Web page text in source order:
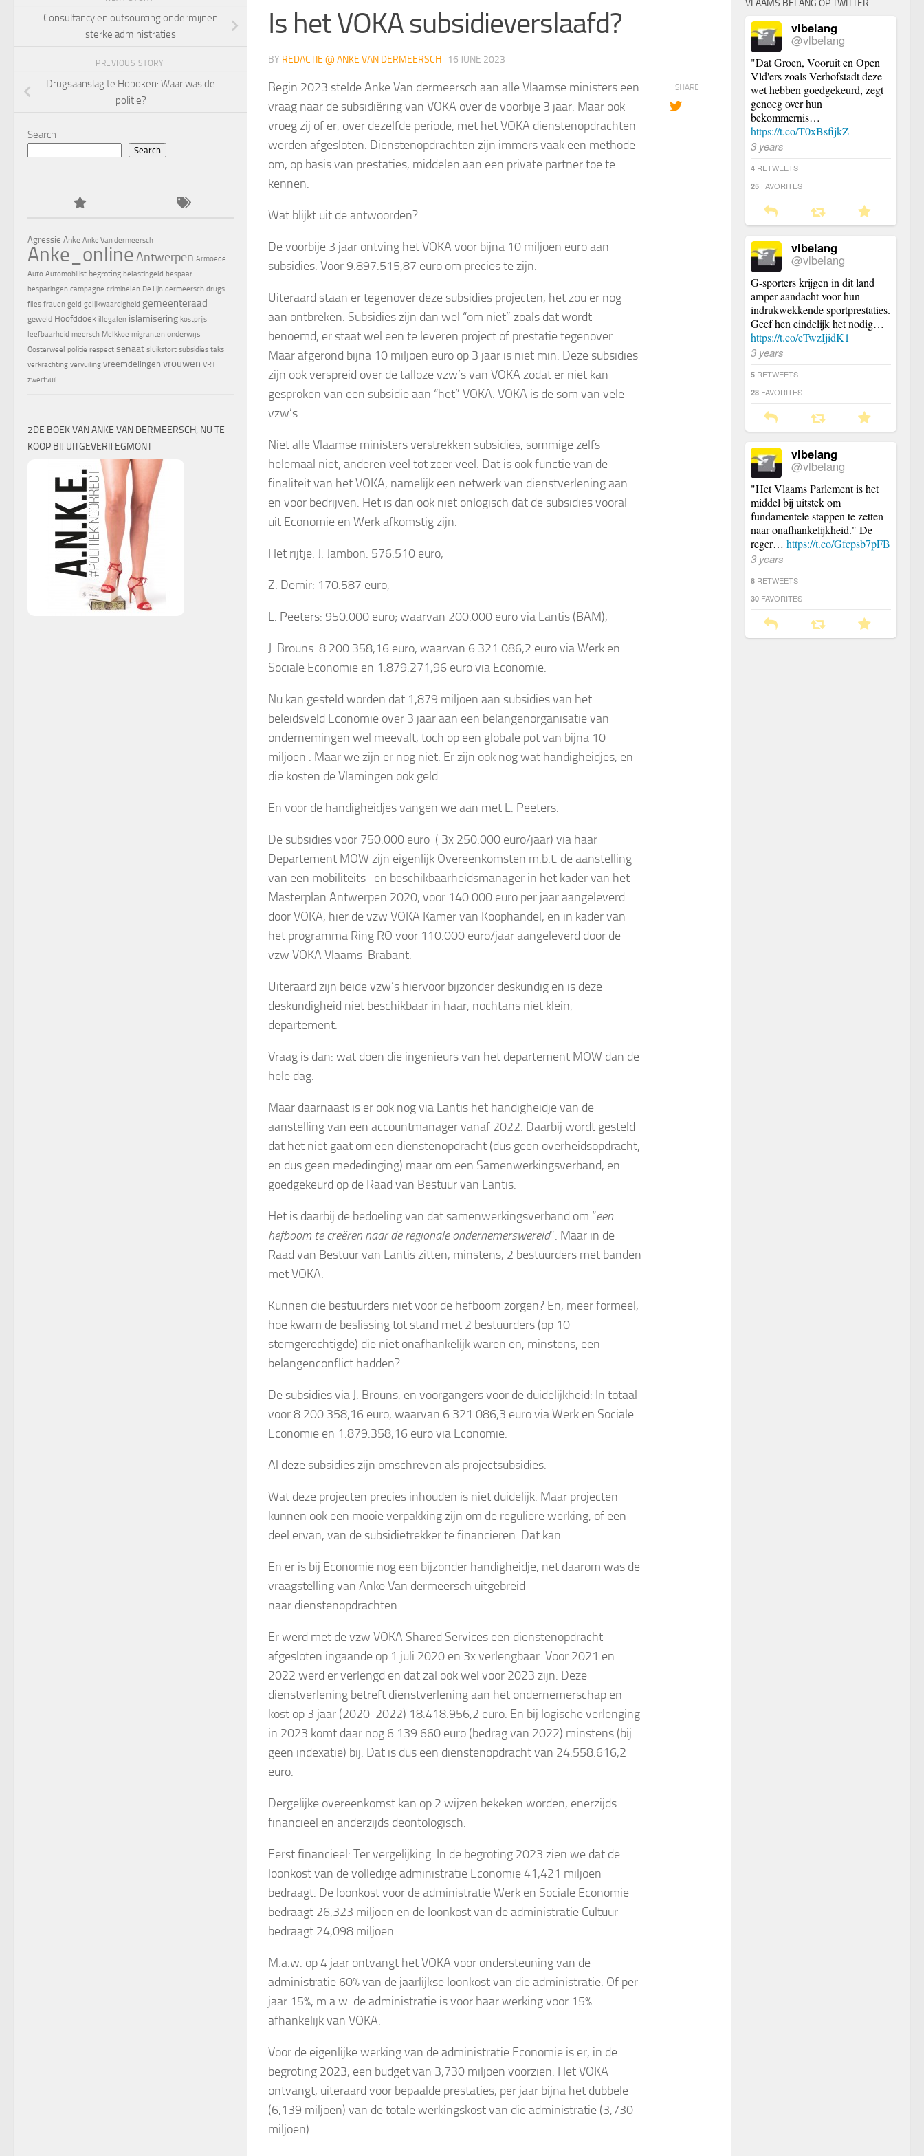
Is het VOKA subsidieverslaafd?
BY REDACTIE @ ANKE VAN DERMEERSCH · 16 JUNE 2023
Begin 2023 stelde Anke Van dermeersch aan alle Vlaamse ministers een
vraag naar de subsidiëring van VOKA over de voorbije 3 jaar. Maar ook
vroeg zij of er, over dezelfde periode, met het VOKA dienstenopdrachten
werden afgesloten. Dienstenopdrachten zijn immers vaak een methode
om, op basis van prestaties, middelen aan een private partner toe te
kennen.
Wat blijkt uit de antwoorden?
De voorbije 3 jaar ontving het VOKA voor bijna 10 miljoen euro aan
subsidies. Voor 9.897.515,87 euro om precies te zijn.
Uiteraard staan er tegenover deze subsidies projecten, het zou er nog
aan ontbreken. Subsidies zijn dan wel “om niet” zoals dat wordt
benoemd, er staat wel een te leveren project of prestatie tegenover.
Maar afgerond bijna 10 miljoen euro op 3 jaar is niet min. Deze subsidies
zijn ook verspreid over de talloze vzw’s van VOKA zodat er niet kan
gesproken van een subsidie aan “het” VOKA. VOKA is de som van vele
vzw’s.
Niet alle Vlaamse ministers verstrekken subsidies, sommige zelfs
helemaal niet, anderen veel tot zeer veel. Dat is ook functie van de
finaliteit van het VOKA, namelijk een netwerk van dienstverlening aan
en voor bedrijven. Het is dan ook niet onlogisch dat de subsidies vooral
uit Economie en Werk afkomstig zijn.
Het rijtje: ​J. Jambon: 576.510 euro,
Z. Demir: 170.587 euro,
L. Peeters: 950.000 euro; waarvan 200.000 euro via Lantis (BAM),
J. Brouns: 8.200.358,16 euro, waarvan 6.321.086,2 euro via Werk en
Sociale Economie en 1.879.271,96 euro via Economie.
Nu kan gesteld worden dat 1,879 miljoen aan subsidies van het
beleidsveld Economie over 3 jaar aan een belangenorganisatie van
ondernemingen wel meevalt, toch op een globale pot van bijna 10
miljoen . Maar we zijn er nog niet. Er zijn ook nog wat handigheidjes, en
die kosten de Vlamingen ook geld.
En voor de handigheidjes vangen we aan met L. Peeters.
De subsidies voor 750.000 euro ( 3x 250.000 euro/jaar) via haar
Departement MOW zijn eigenlijk Overeenkomsten m.b.t. de aanstelling
van een mobiliteits- en beschikbaarheidsmanager in het kader van het
Masterplan Antwerpen 2020, voor 140.000 euro per jaar aangeleverd
door VOKA, hier de vzw VOKA Kamer van Koophandel, en in kader van
het programma Ring RO voor 110.000 euro/jaar aangeleverd door de
vzw VOKA Vlaams-Brabant.
Uiteraard zijn beide vzw’s hiervoor bijzonder deskundig en is deze
deskundigheid niet beschikbaar in haar, nochtans niet klein,
departement.
Vraag is dan: wat doen die ingenieurs van het departement MOW dan de
hele dag.
Maar daarnaast is er ook nog via Lantis het handigheidje van de
aanstelling van een accountmanager vanaf 2022. Daarbij wordt gesteld
dat het niet gaat om een dienstenopdracht (dus geen overheidsopdracht,
en dus geen mededinging) maar om een Samenwerkingsverband, en
goedgekeurd op de Raad van Bestuur van Lantis.
Het is daarbij de bedoeling van dat samenwerkingsverband om “een
hefboom te creëren naar de regionale ondernemerswereld”. Maar in de
Raad van Bestuur van Lantis zitten, minstens, 2 bestuurders met banden
met VOKA.
Kunnen die bestuurders niet voor de hefboom zorgen? En, meer formeel,
hoe kwam de beslissing tot stand met 2 bestuurders (op 10
stemgerechtigde) die niet onafhankelijk waren en, minstens, een
belangenconflict hadden?
De subsidies via J. Brouns, en voorgangers voor de duidelijkheid: In totaal
voor 8.200.358,16 euro, waarvan 6.321.086,3 euro via Werk en Sociale
Economie en 1.879.358,16 euro via Economie.
Al deze subsidies zijn omschreven als projectsubsidies.
Wat deze projecten precies inhouden is niet duidelijk. Maar projecten
kunnen ook een mooie verpakking zijn om de reguliere werking, of een
deel ervan, van de subsidietrekker te financieren. Dat kan.
En er is bij Economie nog een bijzonder handigheidje, net daarom was de
vraagstelling van Anke Van dermeersch uitgebreid
naar dienstenopdrachten.
Er werd met de vzw VOKA Shared Services een dienstenopdracht
afgesloten ingaande op 1 juli 2020 en 3x verlengbaar. Voor 2021 en
2022 werd er verlengd en dat zal ook wel voor 2023 zijn. Deze
dienstverlening betreft dienstverlening aan het ondernemerschap en
kost op 3 jaar (2020-2022) 18.418.956,2 euro. En bij logische verlenging
in 2023 komt daar nog 6.139.660 euro (bedrag van 2022) minstens (bij
geen indexatie) bij. Dat is dus een dienstenopdracht van 24.558.616,2
euro.
Dergelijke overeenkomst kan op 2 wijzen bekeken worden, enerzijds
financieel en anderzijds deontologisch.
Eerst financieel: Ter vergelijking. In de begroting 2023 zien we dat de
loonkost van de volledige administratie Economie 41,421 miljoen
bedraagt. De loonkost voor de administratie Werk en Sociale Economie
bedraagt 26,323 miljoen en de loonkost van de administratie Cultuur
bedraagt 24,098 miljoen.
M.a.w. op 4 jaar ontvangt het VOKA voor ondersteuning van de
administratie 60% van de jaarlijkse loonkost van die administratie. Of per
jaar 15%, m.a.w. de administratie is voor haar werking voor 15%
afhankelijk van VOKA.
Voor de eigenlijke werking van de administratie Economie is er, in de
begroting 2023, een budget van 3,730 miljoen voorzien. Het VOKA
ontvangt, uiteraard voor bepaalde prestaties, per jaar bijna het dubbele
(6,139 miljoen) van de totale werkingskost van die administratie (3,730
miljoen).
SHARE
Consultancy en outsourcing ondermijnen
sterke administraties
PREVIOUS STORY
Drugsaanslag te Hoboken: Waar was de
politie?
Search
Search
Agressie Anke Anke Van dermeersch
Anke_onlineAntwerpen Armoede
Auto Automobilist begroting belastingeld bespaar
besparingen campagne criminelen De Lijn dermeersch drugs
files frauen geld gelijkwaardigheid gemeenteraad
geweld Hoofddoek illegalen islamisering kostprijs
leefbaarheid meersch Melkkoe migranten onderwijs
Oosterweel politie respect senaat sluikstort subsidies taks
verkrachting vervuiling vreemdelingen vrouwen VRT
zwerfvuil
2DE BOEK VAN ANKE VAN DERMEERSCH, NU TE
KOOP BIJ UITGEVERIJ EGMONT
VLAAMS BELANG OP TWITTER
vlbelang
@vlbelang
"Dat Groen, Vooruit en Open
Vld'ers zoals Verhofstadt deze
wet hebben goedgekeurd, zegt
genoeg over hun
bekommernis…
https://t.co/T0xBsfijkZ
3 years
4 RETWEETS
25 FAVORITES
vlbelang
@vlbelang
G-sporters krijgen in dit land
amper aandacht voor hun
indrukwekkende sportprestaties.
Geef hen eindelijk het nodig…
https://t.co/eTwzIjidK1
3 years
5 RETWEETS
28 FAVORITES
vlbelang
@vlbelang
"Het Vlaams Parlement is het
middel bij uitstek om
fundamentele stappen te zetten
naar onafhankelijkheid." De
reger… https://t.co/Gfcpsb7pFB
3 years
8 RETWEETS
30 FAVORITES